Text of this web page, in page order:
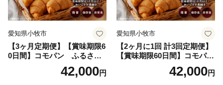
愛知県小牧市
【3ヶ月定期便】【賞味期限6
0日間】コモパン ふるさと
クロワッサンセット（計90
個）／災害用備蓄 保存食 非
42,000円
愛知県小牧市
【2ヶ月に1回 計3回定期便】
【賞味期限60日間】コモパ
ン ふるさとクロワッサンセ
ット（計90個）／災害用備蓄
42,000円